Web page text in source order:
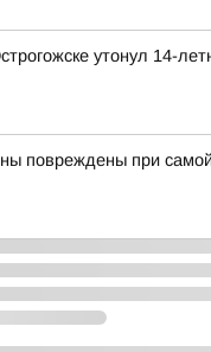
утонул 14-
повреждены при